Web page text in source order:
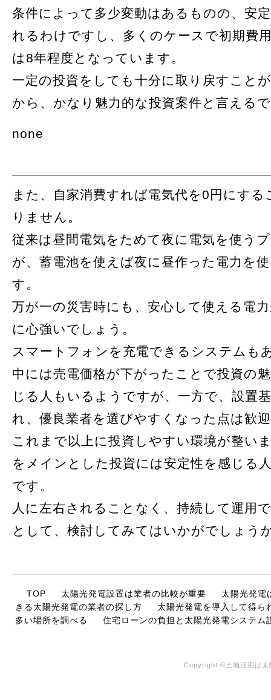
条件によって多少変動はあるものの、安
れるわけですし、多くのケースで初期費
は8年程度となっています。
一定の投資をしても十分に取り戻すこと
から、かなり魅力的な投資案件と言える
none
また、自家消費すれば電気代を0円にす
りません。
従来は昼間電気をためて夜に電気を使う
が、蓄電池を使えば夜に昼作った電力を
す。
万が一の災害時にも、安心して使える電
に心強いでしょう。
スマートフォンを充電できるシステムも
中には売電価格が下がったことで投資の
じる人もいるようですが、一方で、設置
れ、優良業者を選びやすくなった点は歓
これまで以上に投資しやすい環境が整い
をメインとした投資には安定性を感じる
です。
人に左右されることなく、持続して運用
として、検討してみてはいかがでしょう
TOP 太陽光発電設置は業者の比較が重要
太陽光発電
きる太陽光発電の業者の探し方
太陽光発電を導入して得ら
多い場所を調べる
住宅ローンの負担と太陽光発電システム
Copyright ©土地活用は